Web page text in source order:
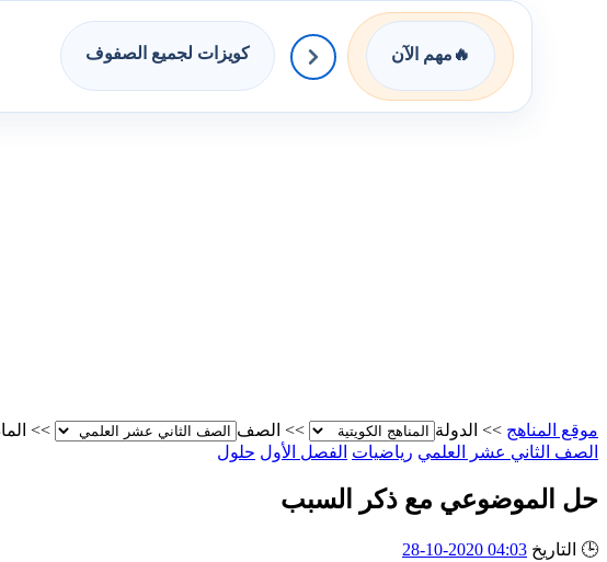
🔥 مهم الآن كويزات لجميع الصفوف
موقع المناهج >> الدولة >> الصف >>
الصف الثاني عشر العلمي رياضيات الفصل الأول حلول
حل الموضوعي مع ذكر السبب
🕒 التاريخ 04:03 2020-10-28